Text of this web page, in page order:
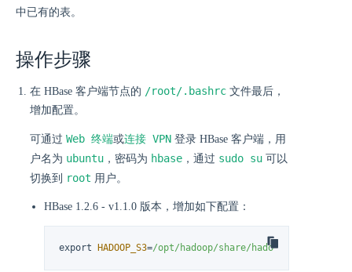
中已有的表。
操作步骤
在 HBase 客户端节点的 /root/.bashrc 文件最后，
增加配置。
可通过 Web 终端或连接 VPN 登录 HBase 客户端，用
户名为 ubuntu ，密码为 hbase ，通过 sudo su 可以
切换到 root 用户。
HBase 1.2.6 - v1.1.0 版本，增加如下配置：
export HADOOP_S3=/opt/hadoop/share/hadoop